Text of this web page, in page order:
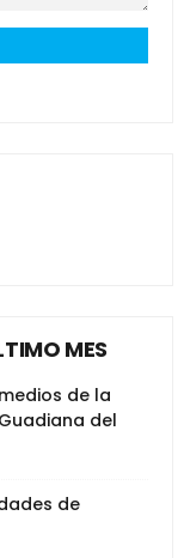
MES
de la
del
de